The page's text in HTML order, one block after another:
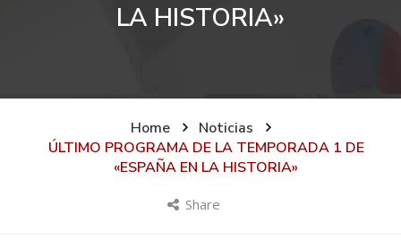
LA HISTORIA»
Home
Noticias
ÚLTIMO PROGRAMA DE LA TEMPORADA 1 DE
«ESPAÑA EN LA HISTORIA»
Share